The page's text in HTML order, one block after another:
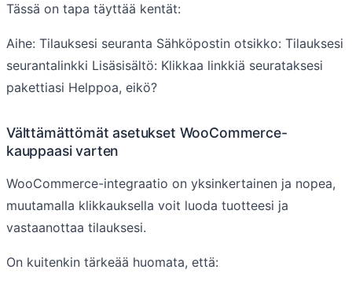
Tässä on tapa täyttää kentät:
Aihe: Tilauksesi seuranta Sähköpostin otsikko: Tilauksesi
seurantalinkki Lisäsisältö: Klikkaa linkkiä seurataksesi
pakettiasi Helppoa, eikö?
Välttämättömät asetukset WooCommerce-
kauppaasi varten
WooCommerce-integraatio on yksinkertainen ja nopea,
muutamalla klikkauksella voit luoda tuotteesi ja
vastaanottaa tilauksesi.
On kuitenkin tärkeää huomata, että: